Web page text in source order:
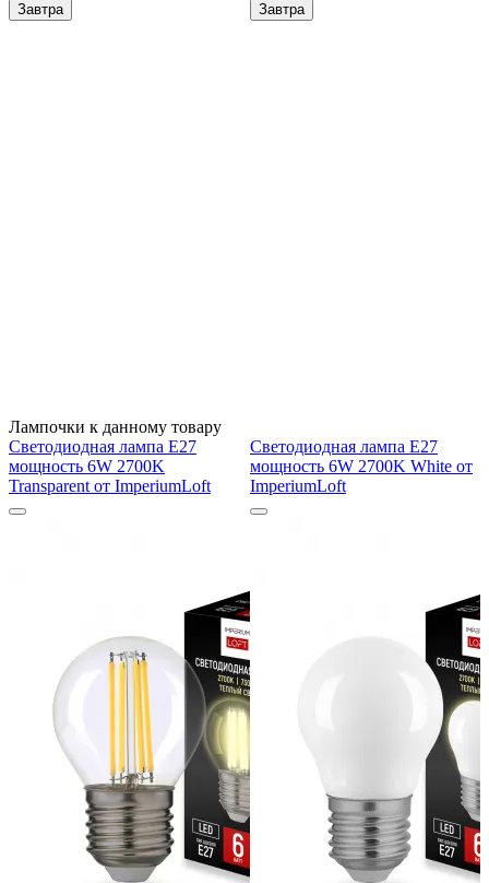
Завтра Завтра
Лампочки к данному товару
Светодиодная лампа E27
мощность 6W 2700K
Transparent от ImperiumLoft
Светодиодная лампа E27
мощность 6W 2700K White от
ImperiumLoft